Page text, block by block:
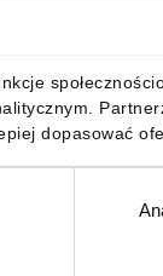
dopasować